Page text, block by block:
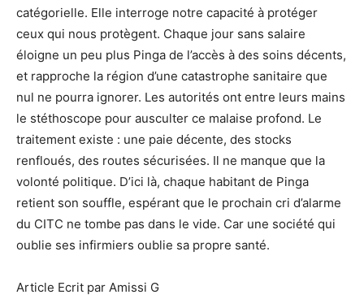
catégorielle. Elle interroge notre capacité à protéger
ceux qui nous protègent. Chaque jour sans salaire
éloigne un peu plus Pinga de l’accès à des soins décents,
et rapproche la région d’une catastrophe sanitaire que
nul ne pourra ignorer. Les autorités ont entre leurs mains
le stéthoscope pour ausculter ce malaise profond. Le
traitement existe : une paie décente, des stocks
renfloués, des routes sécurisées. Il ne manque que la
volonté politique. D’ici là, chaque habitant de Pinga
retient son souffle, espérant que le prochain cri d’alarme
du CITC ne tombe pas dans le vide. Car une société qui
oublie ses infirmiers oublie sa propre santé.
Article Ecrit par Amissi G